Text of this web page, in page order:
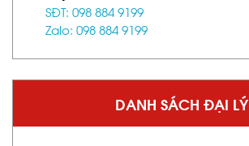
SĐT: 098 884 9199
Zalo: 098 884 9199
DANH SÁCH ĐẠI LÝ